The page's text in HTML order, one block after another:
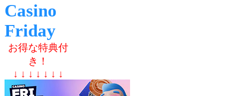
Casino
Friday
お得な特典付
き！
↓ ↓ ↓ ↓ ↓ ↓ ↓